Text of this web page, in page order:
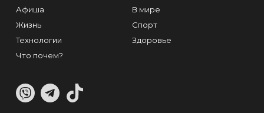
Афиша
Жизнь
Технологии
Что почем?
В мире
Спорт
Здоровье